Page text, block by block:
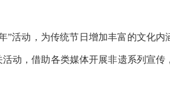
动，为传统节日增加丰富的文化内
动，借助各类媒体开展非遗系列宣传